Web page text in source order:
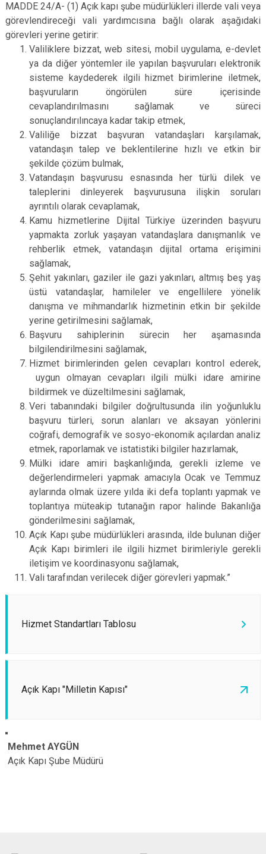
MADDE 24/A- (1) Açık kapı şube müdürlükleri illerde vali veya
görevlendireceği vali yardımcısına bağlı olarak aşağıdaki
görevleri yerine getirir:
Valiliklere bizzat, web sitesi, mobil uygulama, e-devlet
ya da diğer yöntemler ile yapılan başvuruları elektronik
sisteme kaydederek ilgili hizmet birimlerine iletmek,
başvuruların öngörülen süre içerisinde
cevaplandırılmasını sağlamak ve süreci
sonuçlandırılıncaya kadar takip etmek,
Valiliğe bizzat başvuran vatandaşları karşılamak,
vatandaşın talep ve beklentilerine hızlı ve etkin bir
şekilde çözüm bulmak,
Vatandaşın başvurusu esnasında her türlü dilek ve
taleplerini dinleyerek başvurusuna ilişkin soruları
ayrıntılı olarak cevaplamak,
Kamu hizmetlerine Dijital Türkiye üzerinden başvuru
yapmakta zorluk yaşayan vatandaşlara danışmanlık ve
rehberlik etmek, vatandaşın dijital ortama erişimini
sağlamak,
Şehit yakınları, gaziler ile gazi yakınları, altmış beş yaş
üstü vatandaşlar, hamileler ve engellilere yönelik
danışma ve mihmandarlık hizmetinin etkin bir şekilde
yerine getirilmesini sağlamak,
Başvuru sahiplerinin sürecin her aşamasında
bilgilendirilmesini sağlamak,
Hizmet birimlerinden gelen cevapları kontrol ederek,
uygun olmayan cevapları ilgili mülki idare amirine
bildirmek ve düzeltilmesini sağlamak,
Veri tabanındaki bilgiler doğrultusunda ilin yoğunluklu
başvuru türleri, sorun alanları ve aksayan yönlerini
coğrafi, demografik ve sosyo-ekonomik açılardan analiz
etmek, raporlamak ve istatistiki bilgiler hazırlamak,
Mülki idare amiri başkanlığında, gerekli izleme ve
değerlendirmeleri yapmak amacıyla Ocak ve Temmuz
aylarında olmak üzere yılda iki defa toplantı yapmak ve
toplantıya müteakip tutanağın rapor halinde Bakanlığa
gönderilmesini sağlamak,
Açık Kapı şube müdürlükleri arasında, ilde bulunan diğer
Açık Kapı birimleri ile ilgili hizmet birimleriyle gerekli
iletişim ve koordinasyonu sağlamak,
Vali tarafından verilecek diğer görevleri yapmak.”
Hizmet Standartları Tablosu
Açık Kapı "Milletin Kapısı"
Mehmet AYGÜN
Açık Kapı Şube Müdürü